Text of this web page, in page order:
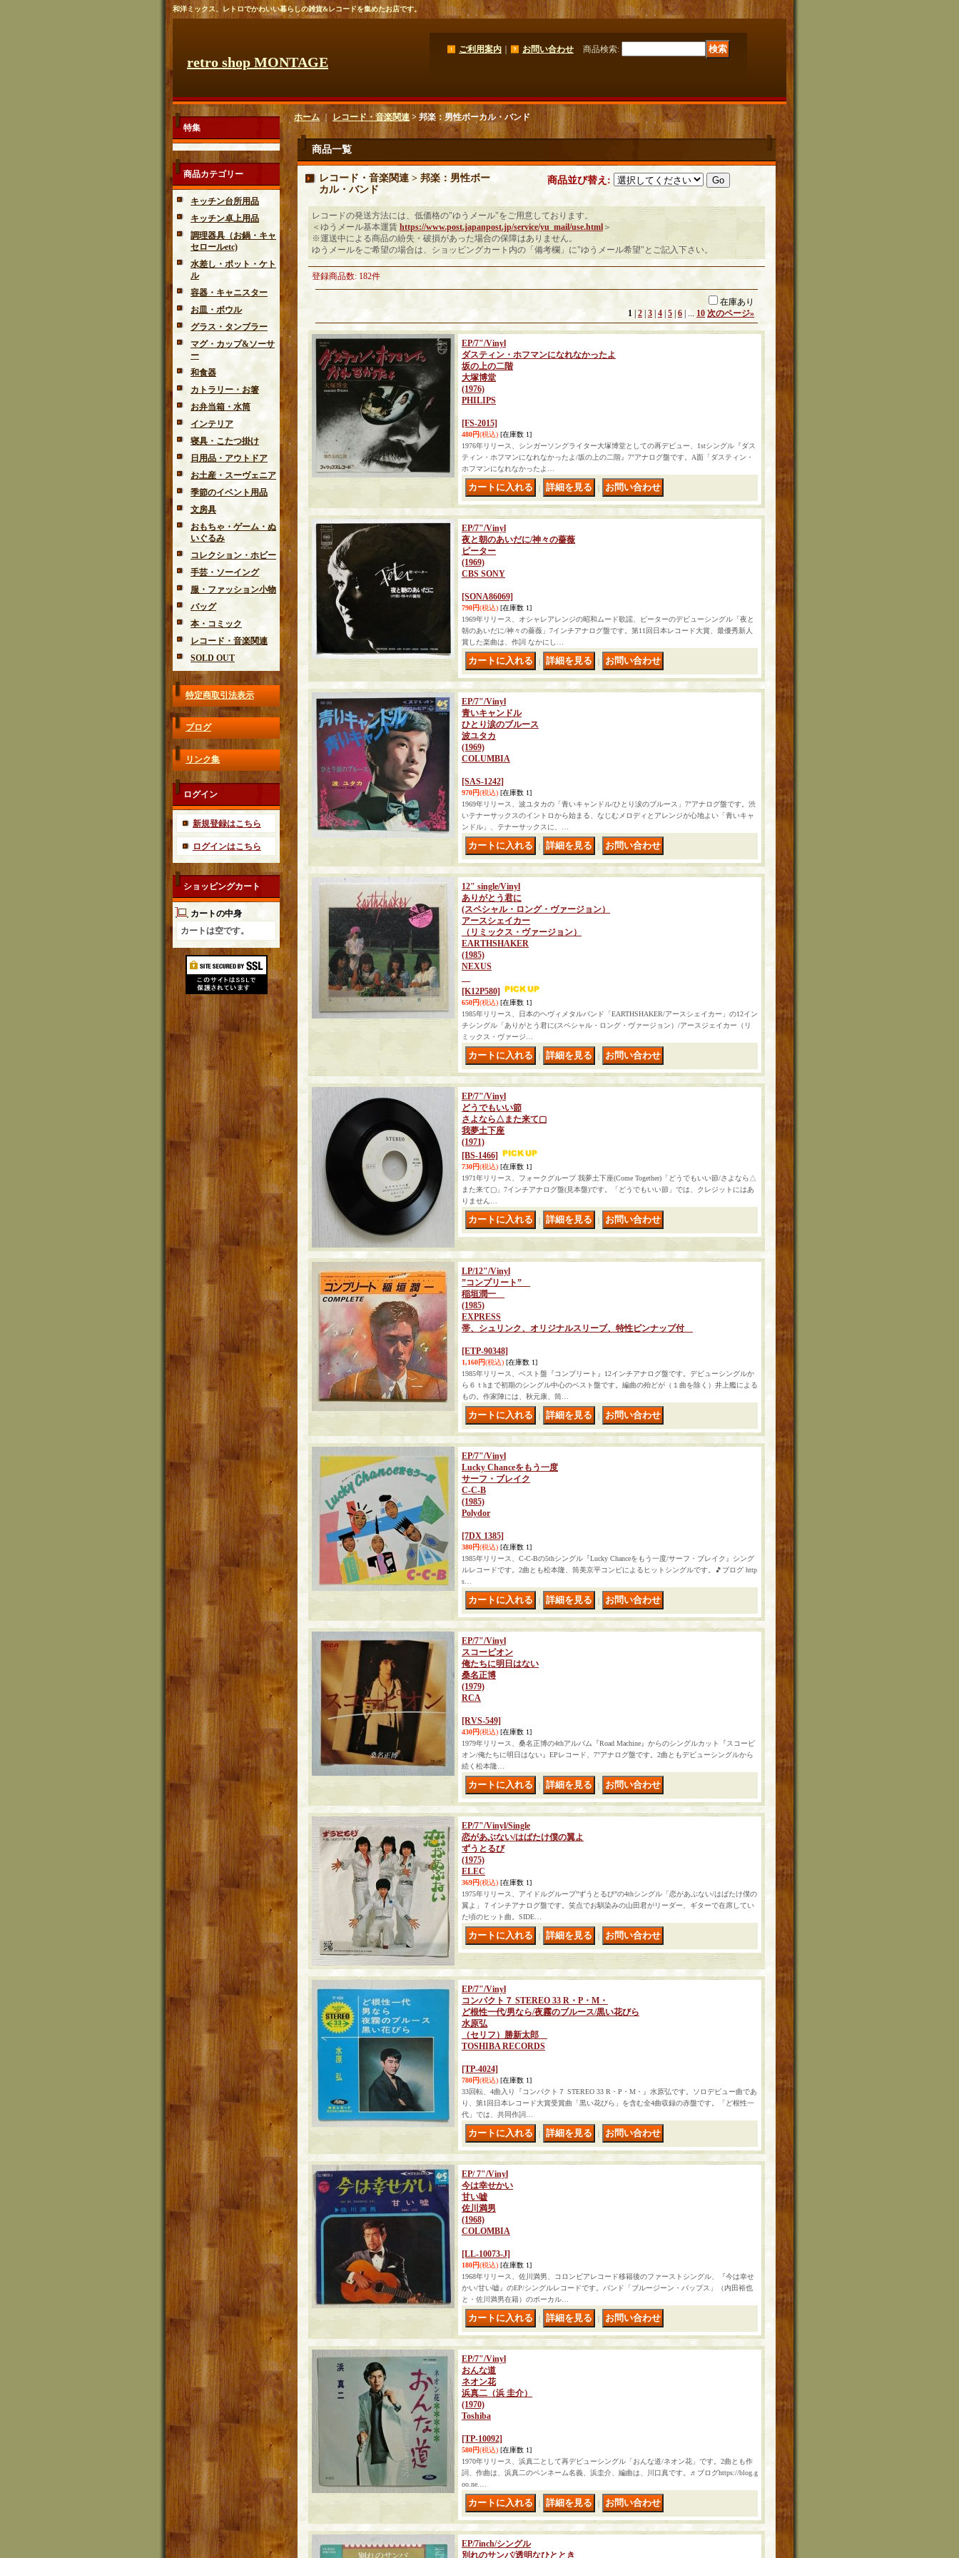
和洋ミックス、レトロでかわいい暮らしの雑貨&レコードを集めたお店です。
retro shop MONTAGE
ご利用案内 お問い合わせ 商品検索:
特集
商品カテゴリー
キッチン台所用品
キッチン卓上用品
調理器具（お鍋・キャ
セロールetc)
水差し・ポット・ケト
ル
容器・キャニスター
お皿・ボウル
グラス・タンブラー
マグ・カップ&ソーサ
ー
和食器
カトラリー・お箸
お弁当箱・水筒
インテリア
寝具・こたつ掛け
日用品・アウトドア
お土産・スーヴェニア
季節のイベント用品
文房具
おもちゃ・ゲーム・ぬ
いぐるみ
コレクション・ホビー
手芸・ソーイング
服・ファッション小物
バッグ
本・コミック
レコード・音楽関連
SOLD OUT
特定商取引法表示
ブログ
リンク集
ログイン
新規登録はこちら
ログインはこちら
ショッピングカート
カートの中身
カートは空です。
ホーム｜ レコード・音楽関連 > 邦楽：男性ボーカル・バンド
商品一覧
レコード・音楽関連 > 邦楽：男性ボー
カル・バンド
商品並び替え :
レコードの発送方法には、低価格の"ゆうメール"をご用意しております。
＜ゆうメール基本運賃 https://www.post.japanpost.jp/service/yu_mail/use.html ＞
※運送中による商品の紛失・破損があった場合の保障はありません。
ゆうメールをご希望の場合は、ショッピングカート内の「備考欄」に"ゆうメール希望"とご記入下さい。
登録商品数: 182件
在庫あり
1 2 3 4 5 6 ... 10 次のページ»
EP/7"/Vinyl
ダスティン・ホフマンになれなかったよ
坂の上の二階
大塚博堂
(1976)
PHILIPS
[FS-2015]
480円(税込) [在庫数 1]
1976年リリース、シンガーソングライター大塚博堂としての再デビュー、1stシングル『ダス
ティン・ホフマンになれなかったよ/坂の上の二階』7"アナログ盤です。A面「ダスティン・
ホフマンになれなかったよ…
EP/7"/Vinyl
夜と朝のあいだに/神々の薔薇
ピーター
(1969)
CBS SONY
[SONA86069]
790円(税込) [在庫数 1]
1969年リリース、オシャレアレンジの昭和ムード歌謡、ピーターのデビューシングル「夜と
朝のあいだに/神々の薔薇」7インチアナログ盤です。第11回日本レコード大賞、最優秀新人
賞した楽曲は、作詞 なかにし…
EP/7"/Vinyl
青いキャンドル
ひとり涙のブルース
波ユタカ
(1969)
COLUMBIA
[SAS-1242]
970円(税込) [在庫数 1]
1969年リリース、波ユタカの「青いキャンドル/ひとり涙のブルース」7"アナログ盤です。渋
いテナーサックスのイントロから始まる、なじむメロディとアレンジが心地よい「青いキャ
ンドル」、テナーサックスに、…
12" single/Vinyl
ありがとう君に
(スペシャル・ロング・ヴァージョン）
アースシェイカー
（リミックス・ヴァージョン）
EARTHSHAKER
(1985)
NEXUS
[K12P580]
650円(税込) [在庫数 1]
1985年リリース、日本のヘヴィメタルバンド「EARTHSHAKER/アースシェイカー」の12イン
チシングル「ありがとう君に(スペシャル・ロング・ヴァージョン）/アースジェイカー（リ
ミックス・ヴァージ…
EP/7"/Vinyl
どうでもいい節
さよなら△また来て▢
我夢土下座
(1971)
[BS-1466]
730円(税込) [在庫数 1]
1971年リリース、フォークグループ 我夢土下座(Come Together)「どうでもいい節/さよなら△
また来て▢」7インチアナログ盤(見本盤)です。「どうでもいい節」では、クレジットにはあ
りません…
LP/12"/Vinyl
”コンプリート”
稲垣潤一
(1985)
EXPRESS
帯、シュリンク、オリジナルスリーブ、特性ピンナップ付
[ETP-90348]
1,160円(税込) [在庫数 1]
1985年リリース、ベスト盤『コンプリート』12インチアナログ盤です。デビューシングルか
ら６ｔhまで初期のシングル中心のベスト盤です。編曲の殆どが（１曲を除く）井上艦による
もの。作家陣には、秋元康、筒…
EP/7"/Vinyl
Lucky Chanceをもう一度
サーフ・ブレイク
C-C-B
(1985)
Polydor
[7DX 1385]
380円(税込) [在庫数 1]
1985年リリース、C-C-Bの5thシングル『Lucky Chanceをもう一度/サーフ・ブレイク』シング
ルレコードです。2曲とも松本隆、筒美京平コンビによるヒットシングルです。🎵ブログ http
s…
EP/7"/Vinyl
スコーピオン
俺たちに明日はない
桑名正博
(1979)
RCA
[RVS-549]
430円(税込) [在庫数 1]
1979年リリース、桑名正博の4thアルバム『Road Machine』からのシングルカット『スコーピ
オン/俺たちに明日はない』EPレコード、7"アナログ盤です。2曲ともデビューシングルから
続く松本隆…
EP/7"/Vinyl/Single
恋があぶない/はばたけ僕の翼よ
ずうとるび
(1975)
ELEC
369円(税込) [在庫数 1]
1975年リリース、アイドルグループ”ずうとるび”の4thシングル「恋があぶない/はばたけ僕の
翼よ」７インチアナログ盤です。笑点でお馴染みの山田君がリーダー、ギターで在席してい
た頃のヒット曲。SIDE…
EP/7"/Vinyl
コンパクト７ STEREO 33 R・P・M・
ど根性一代/男なら/夜霧のブルース/黒い花びら
水原弘
（セリフ）勝新太郎
TOSHIBA RECORDS
[TP-4024]
780円(税込) [在庫数 1]
33回転、4曲入り『コンパクト７ STEREO 33 R・P・M・』水原弘です。ソロデビュー曲であ
り、第1回日本レコード大賞受賞曲「黒い花びら」を含む全4曲収録の赤盤です。「ど根性一
代」では、共同作詞…
EP/ 7"/Vinyl
今は幸せかい
甘い嘘
佐川満男
(1968)
COLOMBIA
[LL-10073-J]
180円(税込) [在庫数 1]
1968年リリース、佐川満男、コロンビアレコード移籍後のファーストシングル、『今は幸せ
かい/甘い嘘』のEP/シングルレコードです。バンド「ブルージーン・バップス」（内田裕也
と・佐川満男在籍）のボーカル…
EP/7"/Vinyl
おんな道
ネオン花
浜真二（浜 圭介）
(1970)
Toshiba
[TP-10092]
580円(税込) [在庫数 1]
1970年リリース、浜真二として再デビューシングル「おんな道/ネオン花」です。2曲とも作
詞、作曲は、浜真二のペンネーム名義、浜圭介、編曲は、川口真です。♬ブログhttps://blog.g
oo.ne.…
EP/7inch/シングル
別れのサンバ/透明なひととき